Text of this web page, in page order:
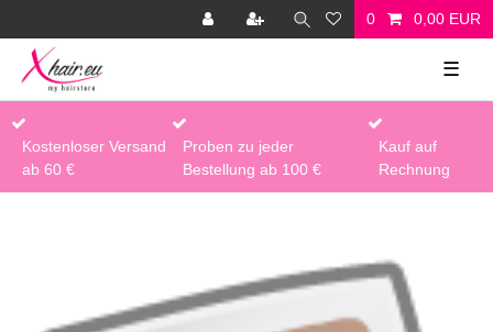
0 0,00 EUR
☰
Kostenloser Versand
ab 60 €
Proben zu jeder
Bestellung ab 100 €
Kauf auf
Rechnung